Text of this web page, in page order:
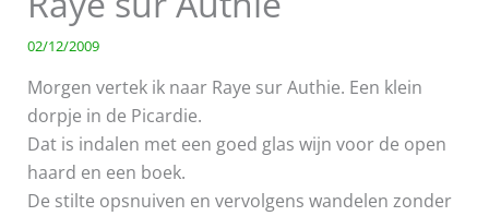
02/12/2009
Morgen vertek ik naar Raye sur Authie. Een klein
dorpje in de Picardie.
Dat is indalen met een goed glas wijn voor de open
haard en een boek.
De stilte opsnuiven en vervolgens wandelen zonder